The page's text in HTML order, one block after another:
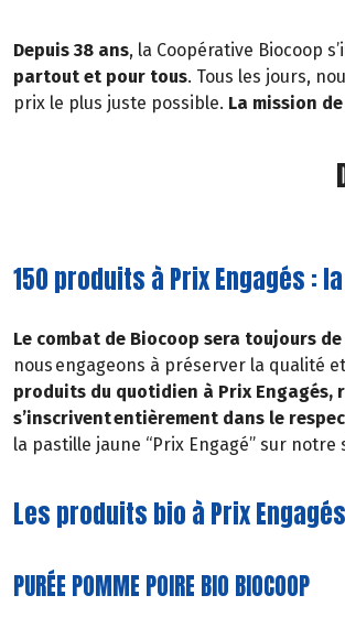
Depuis 38 ans, la Coopérative Biocoop
partout et pour tous. Tous les jours,
prix le plus juste possible. La mission
150 produits à Prix Engagés :
Le combat de Biocoop sera toujours
nous engageons à préserver la qualité
produits du quotidien à Prix
s’inscrivent entièrement dans le
la pastille jaune “Prix Engagé” sur notre
Les produits bio à Prix
PURÉE POMME POIRE BIO BIOCOOP